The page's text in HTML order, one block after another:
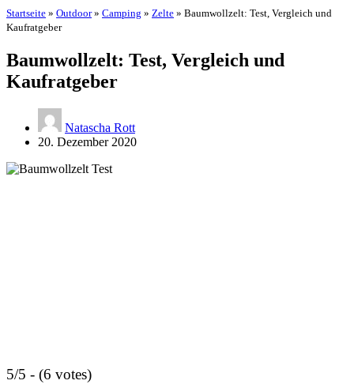
Startseite » Outdoor» Camping » Zelte » Baumwollzelt: Test, Vergleich und
Kaufratgeber
Baumwollzelt: Test, Vergleich und
Kaufratgeber
Natascha Rott
20. Dezember 2020
5/5 - (6 votes)